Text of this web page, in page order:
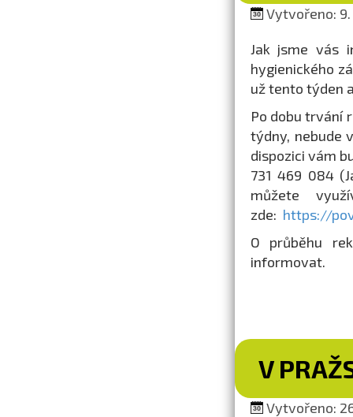
Vytvořeno: 9.
Jak jsme vás
hygienického
už tento týden
Po dobu trvání
týdny, nebude
dispozici vám
731 469 084
můžete
zde: https://
O průběhu
informovat.
V
Vytvořeno: